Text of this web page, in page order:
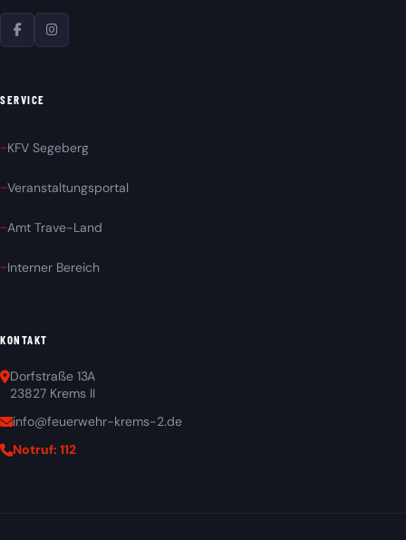
SERVICE
KFV Segeberg
Veranstaltungsportal
Amt Trave-Land
Interner Bereich
KONTAKT
Dorfstraße 13A
23827 Krems II
info@feuerwehr-krems-2.de
Notruf: 112